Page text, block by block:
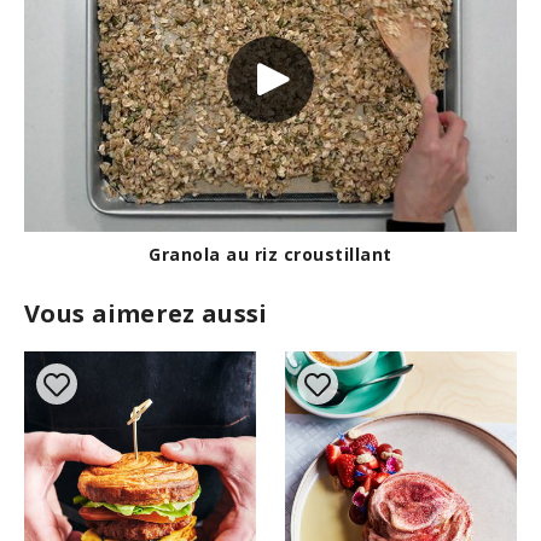
Granola au riz croustillant
Vous aimerez aussi